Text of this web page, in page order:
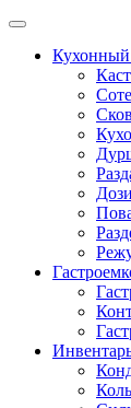
Skip
contentКухонный